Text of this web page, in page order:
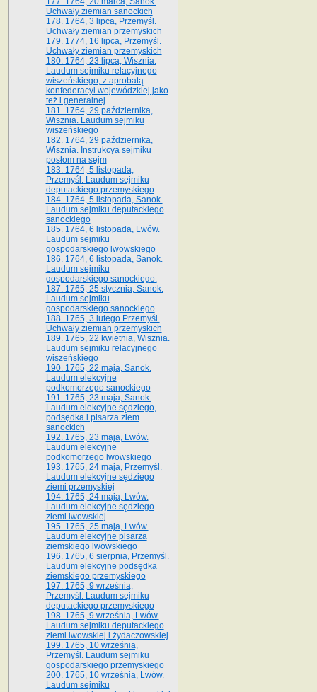
Uchwały ziemian sanockich
178. 1764, 3 lipca, Przemyśl.
Uchwały ziemian przemyskich
179. 1774, 16 lipca, Przemyśl.
Uchwały ziemian przemyskich
180. 1764, 23 lipca, Wisznia.
Laudum sejmiku relacyjnego
wiszeńskiego, z aprobatą
konfederacyi wojewódzkiej jako
też i generalnej
181. 1764, 29 października,
Wisznia. Laudum sejmiku
wiszeńskiego
182. 1764, 29 października,
Wisznia. Instrukcya sejmiku
posłom na sejm
183. 1764, 5 listopada,
Przemyśl. Laudum sejmiku
deputackiego przemyskiego
184. 1764, 5 listopada, Sanok.
Laudum sejmiku deputackiego
sanockiego
185. 1764, 6 listopada, Lwów.
Laudum sejmiku
gospodarskiego lwowskiego
186. 1764, 6 listopada, Sanok.
Laudum sejmiku
gospodarskiego sanockiego.
187. 1765, 25 stycznia, Sanok.
Laudum sejmiku
gospodarskiego sanockiego
188. 1765, 3 lutego Przemyśl.
Uchwały ziemian przemyskich
189. 1765, 22 kwietnia, Wisznia.
Laudum sejmiku relacyjnego
wiszeńskiego
190. 1765, 22 maja, Sanok.
Laudum elekcyjne
podkomorzego sanockiego
191. 1765, 23 maja, Sanok.
Laudum elekcyjne sędziego,
podsędka i pisarza ziem
sanockich
192. 1765, 23 maja, Lwów.
Laudum elekcyjne
podkomorzego lwowskiego
193. 1765, 24 maja, Przemyśl.
Laudum elekcyjne sędziego
ziemi przemyskiej
194. 1765, 24 maja, Lwów.
Laudum elekcyjne sędziego
ziemi lwowskiej
195. 1765, 25 maja, Lwów.
Laudum elekcyjne pisarza
ziemskiego lwowskiego
196. 1765, 6 sierpnia, Przemyśl.
Laudum elekcyjne podsędka
ziemskiego przemyskiego
197. 1765, 9 września,
Przemyśl. Laudum sejmiku
deputackiego przemyskiego
198. 1765, 9 września, Lwów.
Laudum sejmiku deputackiego
ziemi lwowskiej i żydaczowskiej
199. 1765, 10 września,
Przemyśl. Laudum sejmiku
gospodarskiego przemyskiego
200. 1765, 10 września, Lwów.
Laudum sejmiku